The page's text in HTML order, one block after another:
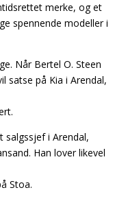
merke, og et
spennende modeller i
Når Bertel O. Steen
satse på Kia i Arendal,
i Arendal,
Han lover likevel
Stoa.